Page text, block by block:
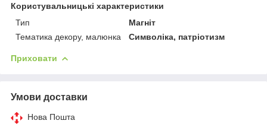
Користувальницькі характеристики
Тип
Магніт
Тематика декору, малюнка
Символіка, патріотизм
Приховати
Умови доставки
Нова Пошта